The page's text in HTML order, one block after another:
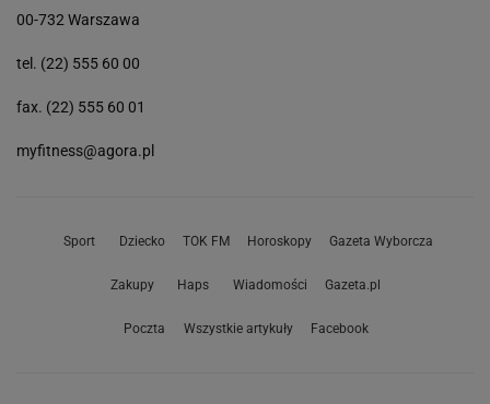
00-732 Warszawa
tel. (22) 555 60 00
fax. (22) 555 60 01
myfitness@agora.pl
Sport Dziecko TOK FM Horoskopy Gazeta Wyborcza
Zakupy Haps Wiadomości Gazeta.pl
Poczta Wszystkie artykuły Facebook